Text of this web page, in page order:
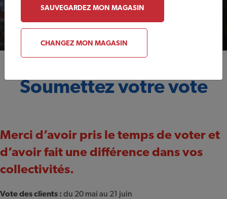
Soumettez votre vote
Merci d’avoir pris le temps de voter et
d’avoir fait une différence dans vos
collectivités.
Vote des clients : du 20 mai au 21 juin
SAUVEGARDEZ MON MAGASIN
CHANGEZ MON MAGASIN